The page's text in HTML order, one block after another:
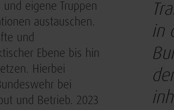
eigene Truppen
austauschen.
und
Ebene bis hin
Hierbei
bei
und Betrieb. 2023
in